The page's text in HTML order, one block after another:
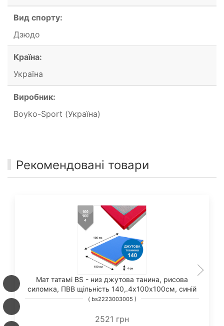
Вид спорту:
Дзюдо
Країна:
Україна
Виробник:
Boyko-Sport (Україна)
Рекомендовані товари
Мат татамі BS - низ джутова танина, рисова
силомка, ПВВ щільність 140,.4х100х100см, синій
( bs2223003005 )
2521 грн